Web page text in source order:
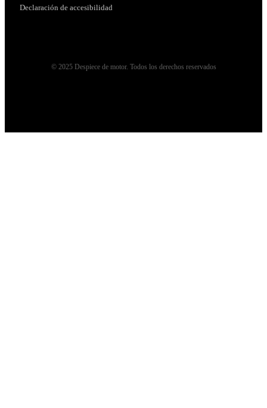
Declaración de accesibilidad
© 2025 Despiece de motor. Todos los derechos reservados